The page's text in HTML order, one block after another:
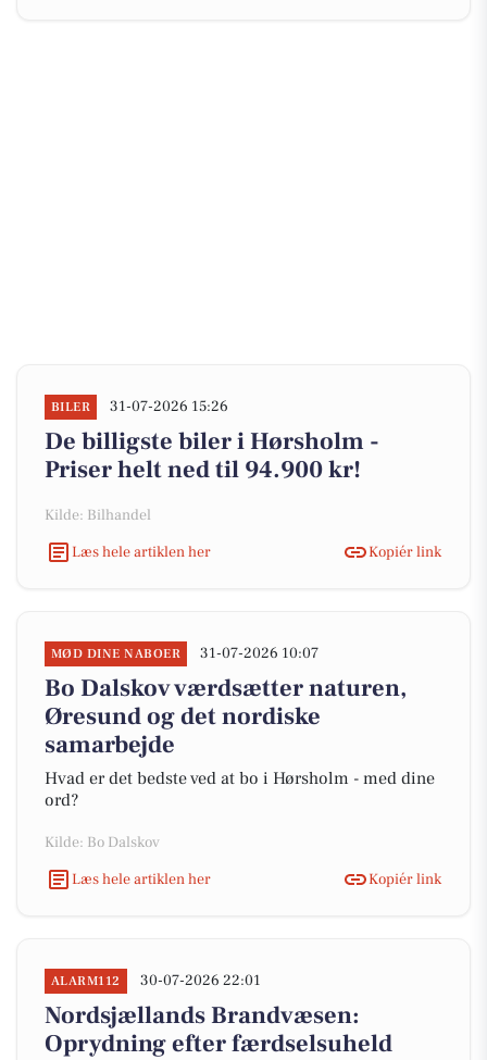
BILER 31-07-2026 15:26
De billigste biler i Hørsholm -
Priser helt ned til 94.900 kr!
Kilde: Bilhandel
Læs hele artiklen her
Kopiér link
MØD DINE NABOER 31-07-2026 10:07
Bo Dalskov værdsætter naturen,
Øresund og det nordiske
samarbejde
Hvad er det bedste ved at bo i Hørsholm - med dine
ord?
Kilde: Bo Dalskov
Læs hele artiklen her
Kopiér link
ALARM112 30-07-2026 22:01
Nordsjællands Brandvæsen:
Oprydning efter færdselsuheld